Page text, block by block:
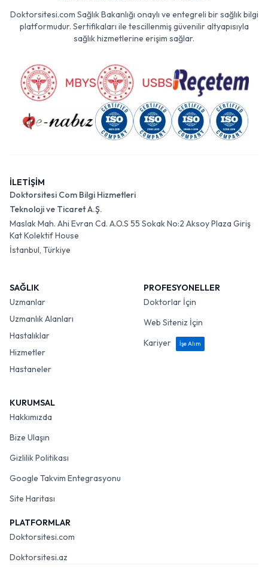
Doktorsitesi.com Sağlık Bakanlığı onaylı ve entegreli bir sağlık bilgi
platformudur. Sertifikaları ile tescillenmiş güvenilir altyapısıyla
sağlık hizmetlerine erişim sağlar.
İLETİŞİM
Doktorsitesi Com Bilgi Hizmetleri
Teknoloji ve Ticaret A.Ş.
Maslak Mah. Ahi Evran Cd. A.O.S 55 Sokak No:2 Aksoy Plaza Giriş
Kat Kolektif House
İstanbul, Türkiye
SAĞLIK
Uzmanlar
Uzmanlık Alanları
Hastalıklar
Hizmetler
Hastaneler
PROFESYONELLER
Doktorlar İçin
Web Siteniz İçin
Kariyer
İşe Alım
KURUMSAL
Hakkımızda
Bize Ulaşın
Gizlilik Politikası
Google Takvim Entegrasyonu
Site Haritası
PLATFORMLAR
Doktorsitesi.com
Doktorsitesi.az